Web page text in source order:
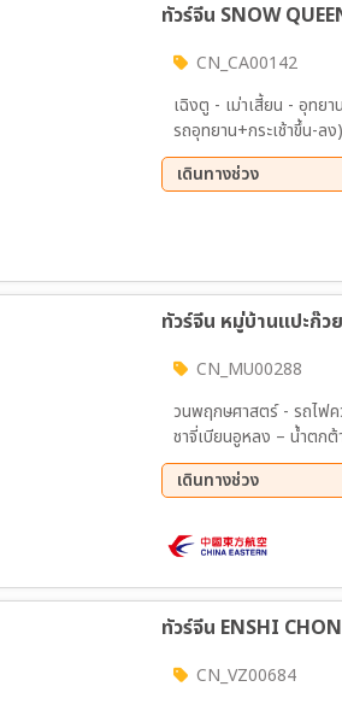
ทัวร์จีน SNOW
CN_CA00142
เฉิงตู - เม่าเสี้ยน - อุทย
รถอุทยาน+กระเช้าขึ้น-ล
เดินไท่กู่หลี-ถนนคนเดินจิ๋
เดินทางช่วง
ทัวร์จีน หมู่บ้านแปะก๊ว
CN_MU00288
วนพฤกษศาสตร์ - รถไฟค
ชาจี่เบียนอูหลง – น้ำตก
เมืองโบราณปั่นเฉียว +
เหอ – ทะเลสาบเตียนฉื
เดินทางช่วง
ทัวร์จีน ENSHI
CN_VZ00684